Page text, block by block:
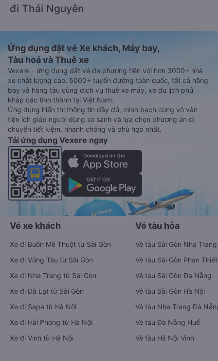
đi Thái Nguyên
Ứng dụng đặt vé Xe khách, Máy bay,
Tàu hoả và Thuê xe
Vexere - ứng dụng đặt vé đa phương tiện với hơn 3000+ nhà
xe chất lượng cao, 5000+ tuyến đường toàn quốc, tất cả hãng
bay và hãng tàu cùng dịch vụ thuê xe máy, xe du lịch phủ
khắp các tỉnh thành tại Việt Nam.
Ứng dụng hiển thị thông tin đầy đủ, minh bạch cùng vô vàn
tiện ích giúp người dùng so sánh và lựa chọn phương án di
chuyển tiết kiệm, nhanh chóng và phù hợp nhất.
Tải ứng dụng Vexere ngay
Vé xe khách
Xe đi Buôn Mê Thuột từ Sài Gòn
Xe đi Vũng Tàu từ Sài Gòn
Xe đi Nha Trang từ Sài Gòn
Xe đi Đà Lạt từ Sài Gòn
Xe đi Sapa từ Hà Nội
Xe đi Hải Phòng từ Hà Nội
Xe đi Vinh từ Hà Nội
Vé tàu hỏa
Vé tàu Sài Gòn Nha Trang
Vé tàu Sài Gòn Phan Thiết
Vé tàu Sài Gòn Đà Nẵng
Vé tàu Sài Gòn Hà Nội
Vé tàu Nha Trang Đà
Vé tàu Đà Nẵng Huế
Vé tàu Hà Nội Vinh